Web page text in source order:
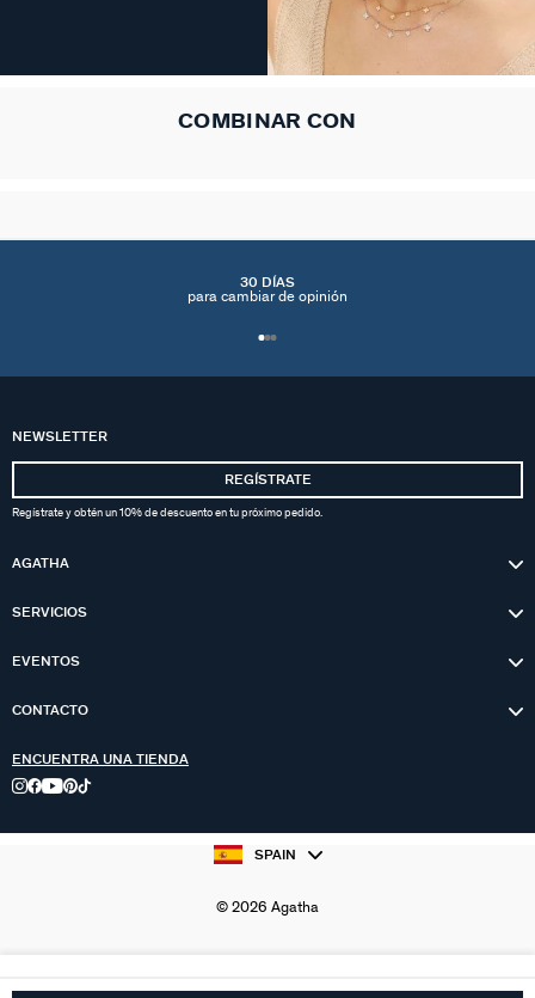
COMBINAR CON
30 DÍAS
para cambiar de opinión
NEWSLETTER
REGÍSTRATE
Regístrate y obtén un 10% de descuento en tu próximo pedido.
AGATHA
SERVICIOS
EVENTOS
CONTACTO
ENCUENTRA UNA TIENDA
SPAIN
© 2026 Agatha